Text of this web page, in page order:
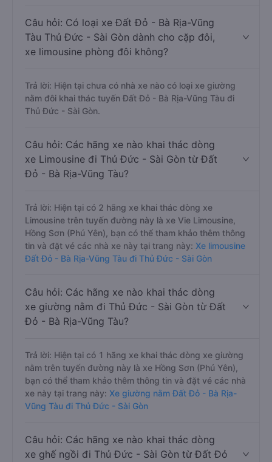
Câu hỏi: Có loại xe Đất Đỏ - Bà Rịa-Vũng
Tàu Thủ Đức - Sài Gòn dành cho cặp đôi,
xe limousine phòng đôi không?
Trả lời: Hiện tại chưa có nhà xe nào có loại xe giường
nằm đôi khai thác tuyến Đất Đỏ - Bà Rịa-Vũng Tàu đi
Thủ Đức - Sài Gòn.
Câu hỏi: Các hãng xe nào khai thác dòng
xe Limousine đi Thủ Đức - Sài Gòn từ Đất
Đỏ - Bà Rịa-Vũng Tàu?
Trả lời: Hiện tại có 2 hãng xe khai thác dòng xe
Limousine trên tuyến đường này là xe Vie Limousine,
Hồng Sơn (Phú Yên), bạn có thể tham khảo thêm thông
tin và đặt vé các nhà xe này tại trang này: Xe limousine
Đất Đỏ - Bà Rịa-Vũng Tàu đi Thủ Đức - Sài Gòn
Câu hỏi: Các hãng xe nào khai thác dòng
xe giường nằm đi Thủ Đức - Sài Gòn từ Đất
Đỏ - Bà Rịa-Vũng Tàu?
Trả lời: Hiện tại có 1 hãng xe khai thác dòng xe giường
nằm trên tuyến đường này là xe Hồng Sơn (Phú Yên),
bạn có thể tham khảo thêm thông tin và đặt vé các nhà
xe này tại trang này: Xe giường nằm Đất Đỏ - Bà Rịa-
Vũng Tàu đi Thủ Đức - Sài Gòn
Câu hỏi: Các hãng xe nào khai thác dòng
xe ghế ngồi đi Thủ Đức - Sài Gòn từ Đất Đỏ